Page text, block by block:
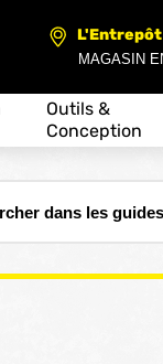
L'Entrepôt
Outils &
Conception